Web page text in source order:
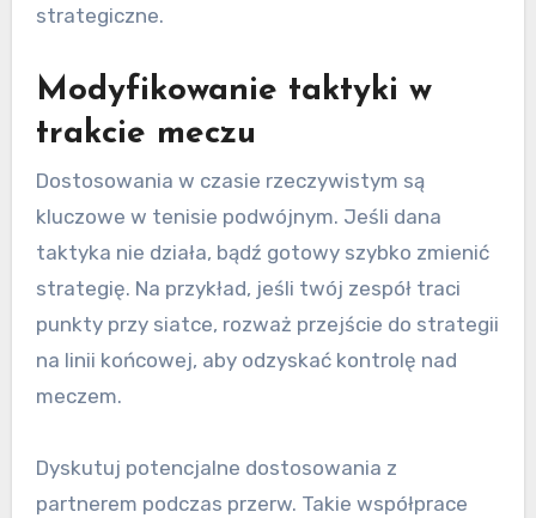
strategiczne.
Modyfikowanie taktyki w
trakcie meczu
Dostosowania w czasie rzeczywistym są
kluczowe w tenisie podwójnym. Jeśli dana
taktyka nie działa, bądź gotowy szybko zmienić
strategię. Na przykład, jeśli twój zespół traci
punkty przy siatce, rozważ przejście do strategii
na linii końcowej, aby odzyskać kontrolę nad
meczem.
Dyskutuj potencjalne dostosowania z
partnerem podczas przerw. Takie współprace